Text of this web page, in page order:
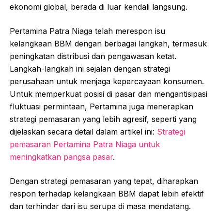
ekonomi global, berada di luar kendali langsung.
Pertamina Patra Niaga telah merespon isu
kelangkaan BBM dengan berbagai langkah, termasuk
peningkatan distribusi dan pengawasan ketat.
Langkah-langkah ini sejalan dengan strategi
perusahaan untuk menjaga kepercayaan konsumen.
Untuk memperkuat posisi di pasar dan mengantisipasi
fluktuasi permintaan, Pertamina juga menerapkan
strategi pemasaran yang lebih agresif, seperti yang
dijelaskan secara detail dalam artikel ini: Strategi
pemasaran Pertamina Patra Niaga untuk
meningkatkan pangsa pasar.
Dengan strategi pemasaran yang tepat, diharapkan
respon terhadap kelangkaan BBM dapat lebih efektif
dan terhindar dari isu serupa di masa mendatang.